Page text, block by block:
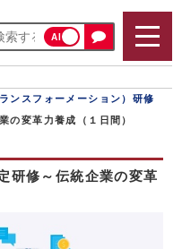
AI
ンスフォーメーション）研修
の変革力養成（１日間）
研修～伝統企業の変革